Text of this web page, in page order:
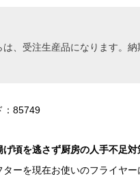
、受注生産品になります。納
：85749
げ頃を逃さず厨房の人手不足対
ターを現在お使いのフライヤー